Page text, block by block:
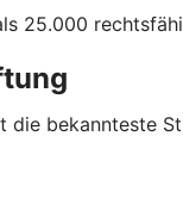
25.000
die bekannteste